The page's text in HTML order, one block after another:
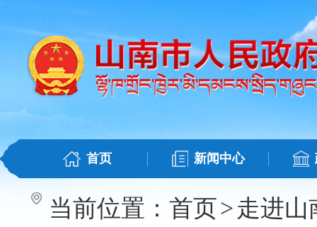
首页 新闻中心
当前位置： 首页>走进山